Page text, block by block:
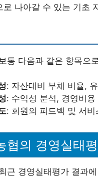
로 나아갈 수 있는 기초
통 다음과 같은 항목으
: 자산대비 부채 비율,
: 수익성 분석, 경영비용
: 회원의 피드백 및 서비
협의 경영실태
근 경영실태평가 결과